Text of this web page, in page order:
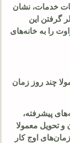
خدمات، نشان‌
گرفتن این
را به خانه‌های
چند روز زمان
پیشرفته،
تحویل معمولا
زمان‌های اوج کار